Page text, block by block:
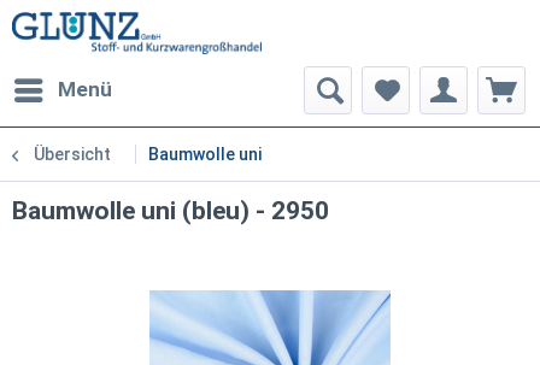
Menü
Übersicht Baumwolle uni
Baumwolle uni (bleu) - 2950